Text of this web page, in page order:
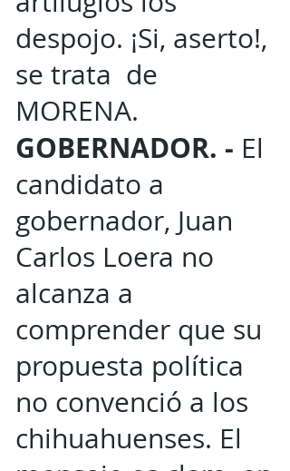
despojo. ¡Si, aserto!,
se trata de
MORENA.
GOBERNADOR. - El
candidato a
gobernador, Juan
Carlos Loera no
alcanza a
comprender que su
propuesta política
no convenció a los
chihuahuenses. El